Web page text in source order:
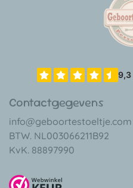
Contactgegevens
info@geboortestoeltje.com
BTW. NL003066211B92
KvK. 88897990